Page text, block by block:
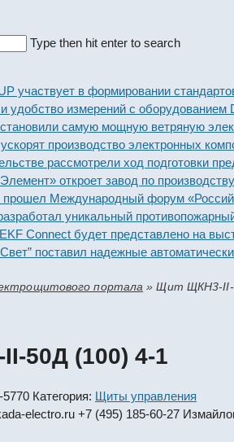
Type then hit enter to search
в формировании стандартов
измерений с оборудованием
самую мощную ветряную
производство электронных
рассмотрели ход подготовки
откроет завод по производству
Международный форум «Российская
уникальный противопожарный
будет представлено на
поставил надежные автоматические
портала »Щит ЩКН3-II-
50Д (100) 4-1
5770 Категория: Щиты управления
electro.ru +7 (495) 185-60-27